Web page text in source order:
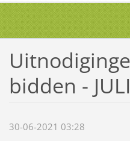
bidden - JULI
30-06-2021 03:28